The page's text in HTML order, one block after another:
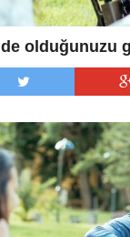
olduğunuzu